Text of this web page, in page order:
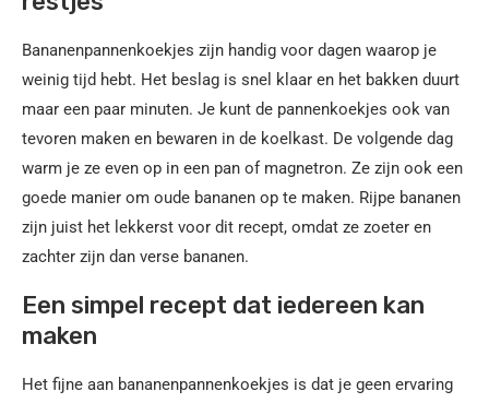
Bananenpannenkoekjes zijn handig voor dagen waarop je
weinig tijd hebt. Het beslag is snel klaar en het bakken duurt
maar een paar minuten. Je kunt de pannenkoekjes ook van
tevoren maken en bewaren in de koelkast. De volgende dag
warm je ze even op in een pan of magnetron. Ze zijn ook een
goede manier om oude bananen op te maken. Rijpe bananen
zijn juist het lekkerst voor dit recept, omdat ze zoeter en
zachter zijn dan verse bananen.
Een simpel recept dat iedereen kan
maken
Het fijne aan bananenpannenkoekjes is dat je geen ervaring